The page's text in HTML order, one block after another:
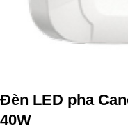
Đèn LED pha
40W